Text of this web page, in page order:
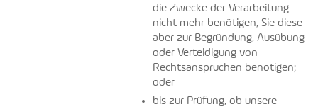
die Zwecke der Verarbeitung
nicht mehr benötigen, Sie diese
aber zur Begründung, Ausübung
oder Verteidigung von
Rechtsansprüchen benötigen;
oder
bis zur Prüfung, ob unsere